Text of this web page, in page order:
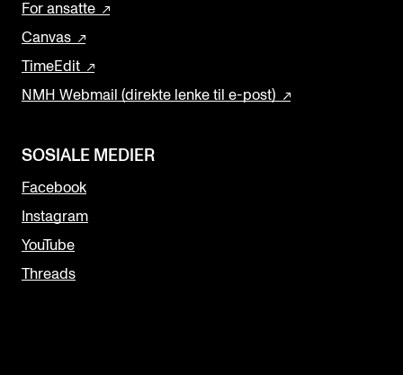
For ansatte
Canvas
TimeEdit
NMH Webmail (direkte lenke til e-post)
SOSIALE MEDIER
Facebook
Instagram
YouTube
Threads